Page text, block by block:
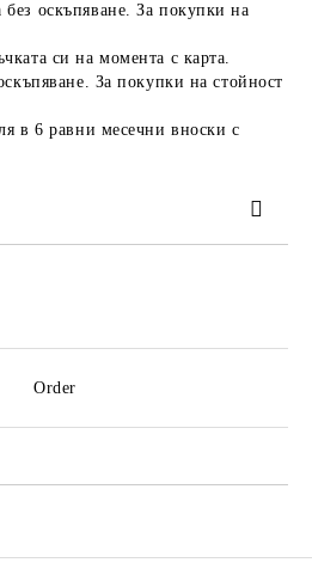
оскъпяване. За покупки на
си на момента с карта.
За покупки на стойност
в 6 равни месечни вноски с
Order